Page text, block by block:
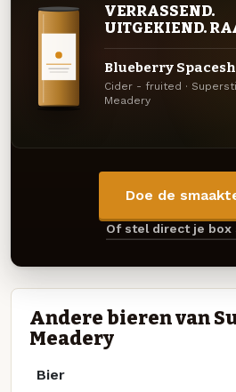
VERRASSEND.
UITGEKIEND.
Blueberry
Cider - fruited ·
Meadery
Doe de
Of stel direct je box
Andere bieren van
Meadery
Bier